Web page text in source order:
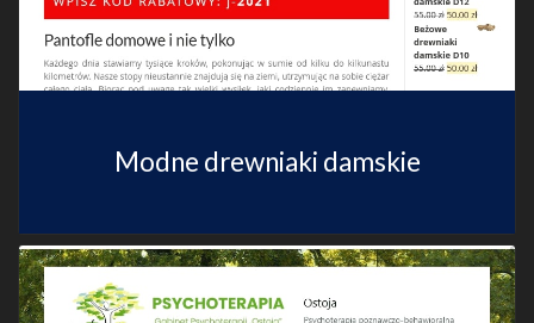
Modne drewniaki damskie